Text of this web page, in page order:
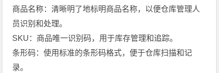
商品名称：清晰明了地标明商品名称，以便仓库管理人
员识别和处理。
SKU：商品唯一识别码，用于库存管理和追踪。
条形码：使用标准的条形码格式，便于仓库扫描和记
录。